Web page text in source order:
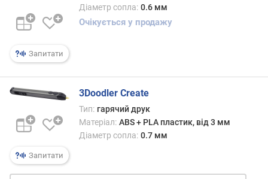
Запитати
Діаметр сопла: 0.6 мм
Очікується у продажу
Запитати
3Doodler Create
Тип: гарячий друк
Матеріал: ABS + PLA пластик, від 3 мм
Діаметр сопла: 0.7 мм